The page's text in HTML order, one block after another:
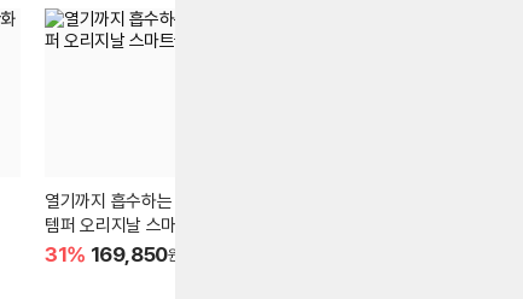
열기까지 흡수하는
템퍼 오리지날 스마트쿨
31% 169,850원